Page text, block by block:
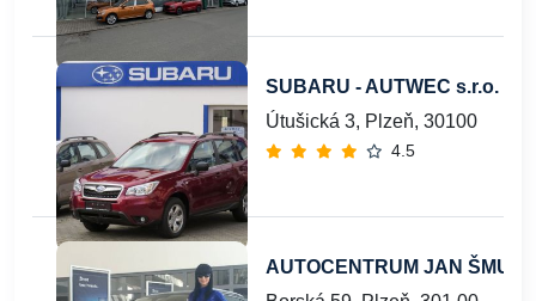
SUBARU - AUTWEC s.r.o.
Útušická 3, Plzeň, 30100
4.5
AUTOCENTRUM JAN